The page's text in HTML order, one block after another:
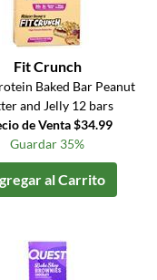
Fit Crunch
Baked Bar Peanut
and Jelly 12 bars
de Venta $34.99
Guardar 35%
al Carrito